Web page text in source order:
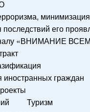
его
«ВНИМАНИЕ
граждан
Туризм